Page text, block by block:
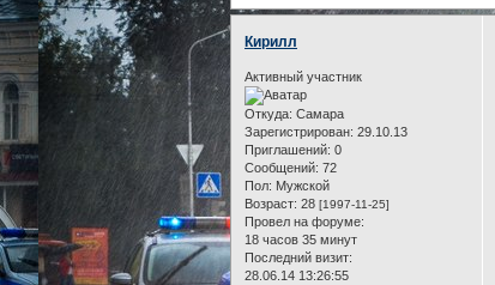
Кирилл
Активный участник
Откуда: Самара
Зарегистрирован: 29.10.13
Приглашений: 0
Сообщений: 72
Пол: Мужской
Возраст: 28 [1997-11-25]
Провел на форуме:
18 часов 35 минут
Последний визит:
28.06.14 13:26:55